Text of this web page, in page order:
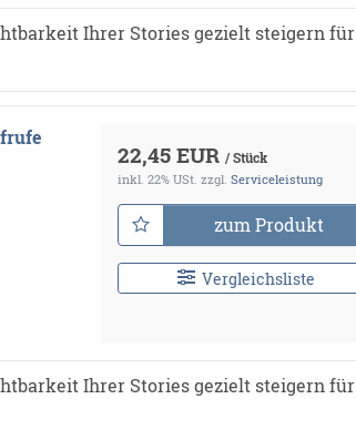
Ihrer Stories gezielt steigern für
22,45 EUR / Stück
inkl. 22% USt. zzgl. Serviceleistung
zum Produkt
Vergleichsliste
Ihrer Stories gezielt steigern für